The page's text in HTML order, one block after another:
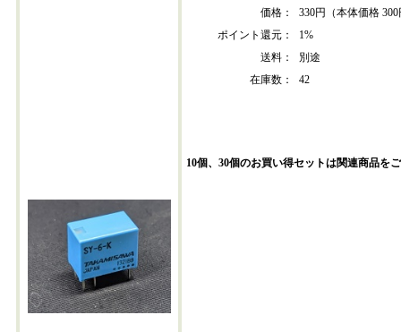
価格：
330円（本体価格
ポイント還元：
1%
送料：
別途
在庫数：
42
10個、30個のお買い得セットは関連商品を